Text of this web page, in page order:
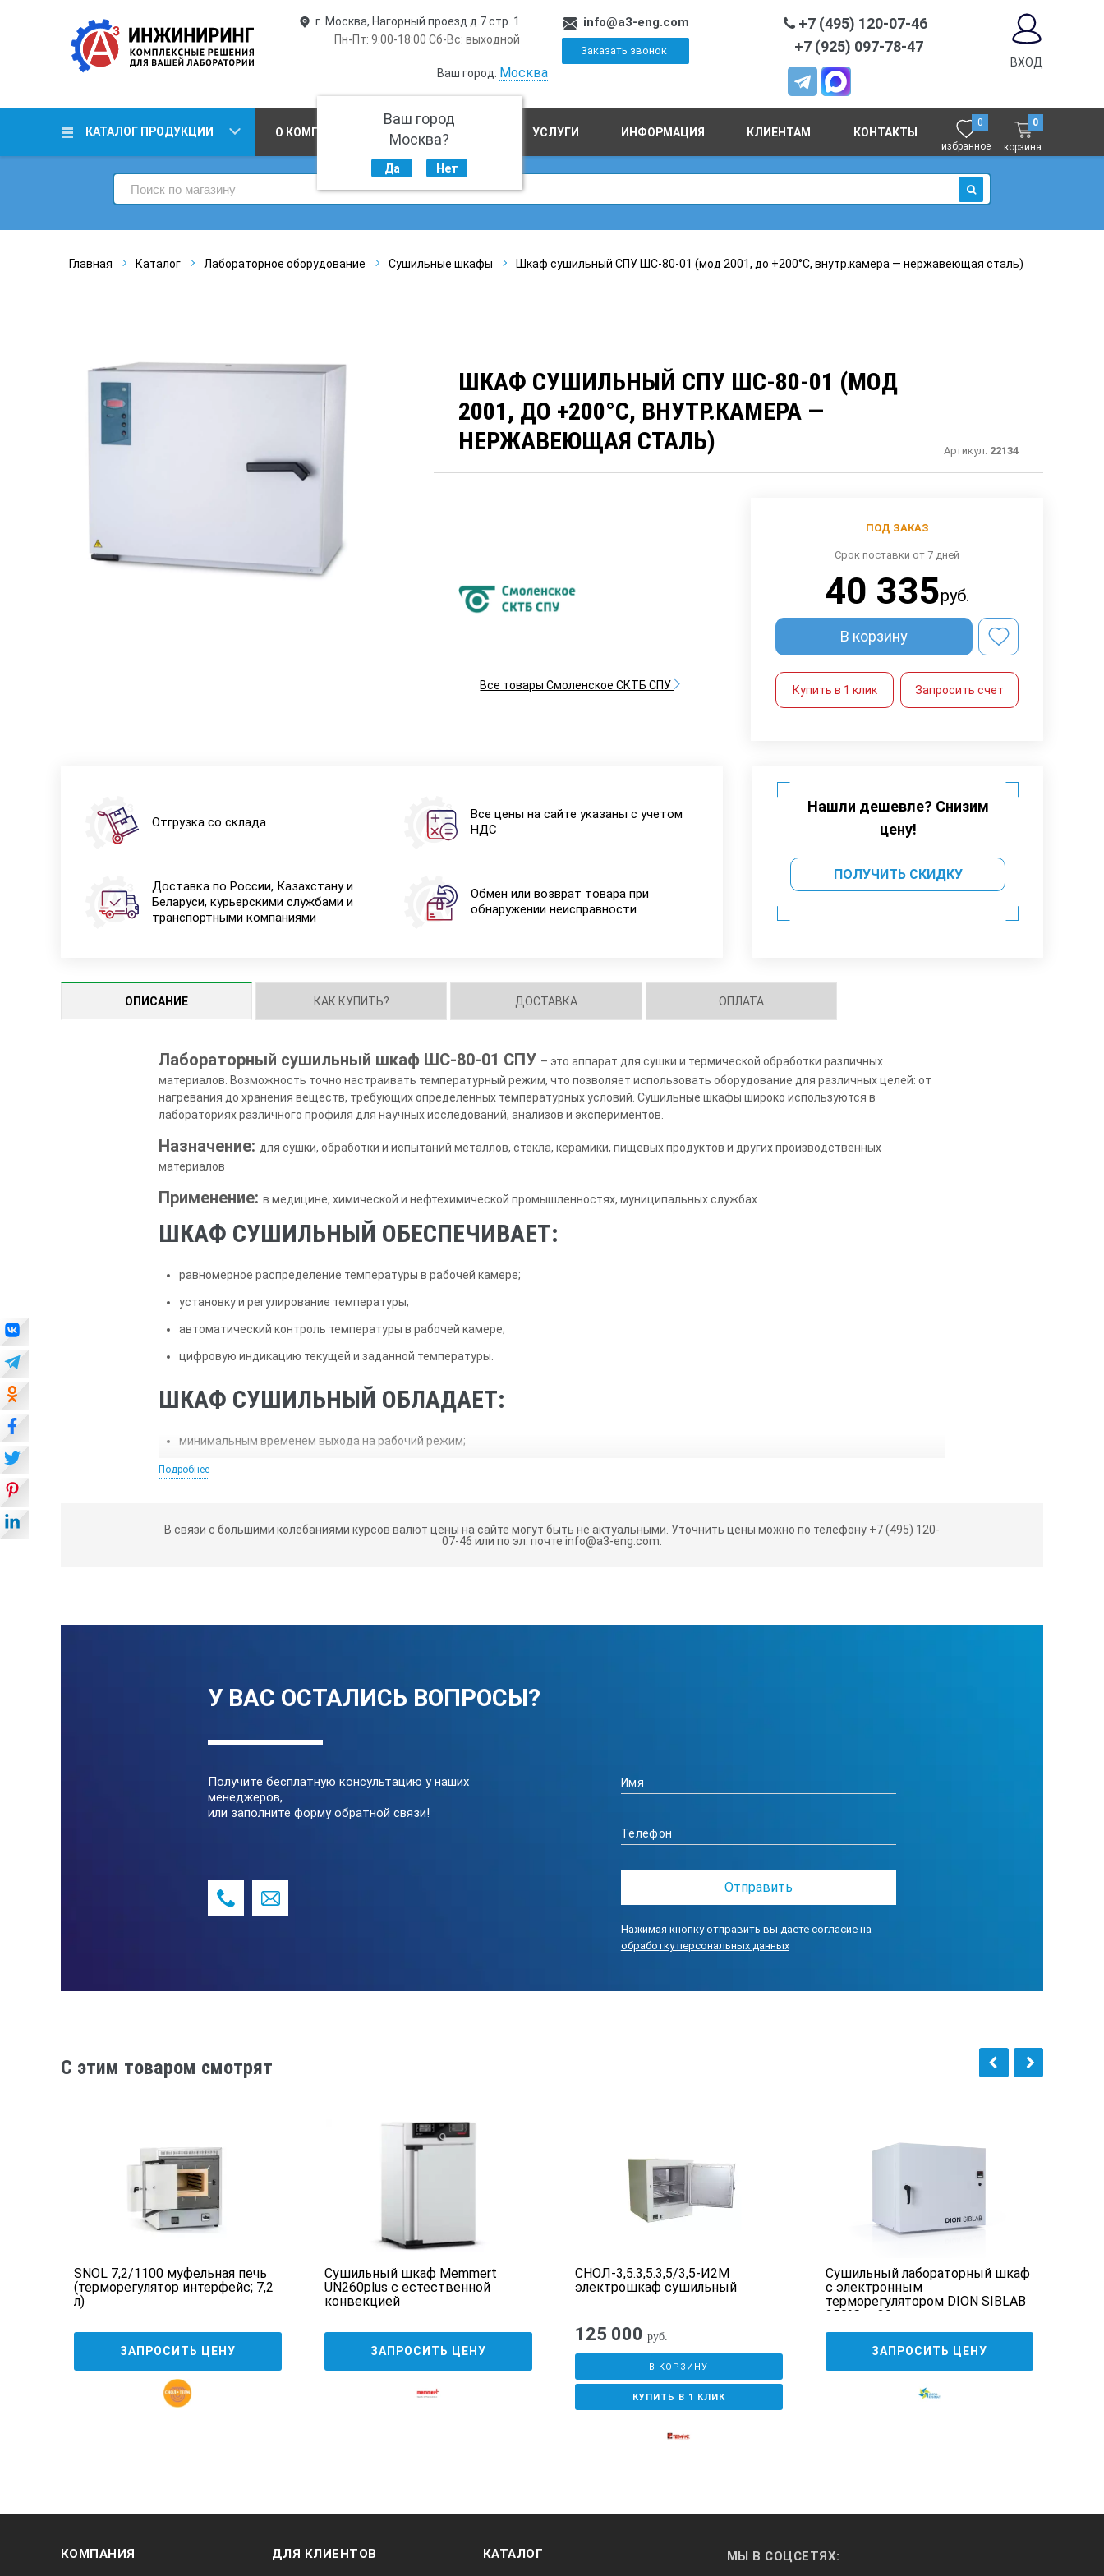
г. Москва, Нагорный проезд д.7 стр. 1
Пн-Пт: 9:00-18:00 Сб-Вс: выходной
Ваш город: Москва
Ваш город
Москва?
Да Нет
info@a3-eng.com
Заказать звонок
+7 (495) 120-07-46
+7 (925) 097-78-47
ВХОД
КАТАЛОГ ПРОДУКЦИИ О КОМПАНИИ ПРОИЗВОДСТВО УСЛУГИ ИНФОРМАЦИЯ КЛИЕНТАМ КОНТАКТЫ
0
избранное
0
корзина
ИСКАТЬ
Главная Каталог Лабораторное оборудование Сушильные шкафы Шкаф сушильный СПУ ШС-80-01 (мод 2001, до +200°C, внутр.камера — нержавеющая сталь)
ШКАФ СУШИЛЬНЫЙ СПУ ШС-80-01 (МОД
2001, ДО +200°C, ВНУТР.КАМЕРА —
НЕРЖАВЕЮЩАЯ СТАЛЬ)
Артикул: 22134
Все товары Смоленское СКТБ СПУ
ПОД ЗАКАЗ
Срок поставки от 7 дней
40 335руб.
В корзину
Купить в 1 клик Запросить счет
Отгрузка со склада
Все цены на сайте указаны с учетом
НДС
Доставка по России, Казахстану и
Беларуси, курьерскими службами и
транспортными компаниями
Обмен или возврат товара при
обнаружении неисправности
Нашли дешевле? Снизим
цену!
ПОЛУЧИТЬ СКИДКУ
ОПИСАНИЕ КАК КУПИТЬ? ДОСТАВКА ОПЛАТА
Лабораторный сушильный шкаф ШС-80-01 СПУ – это аппарат для сушки и термической обработки различных
материалов. Возможность точно настраивать температурный режим, что позволяет использовать оборудование для различных целей: от
нагревания до хранения веществ, требующих определенных температурных условий. Сушильные шкафы широко используются в
лабораториях различного профиля для научных исследований, анализов и экспериментов.
Назначение:для сушки, обработки и испытаний металлов, стекла, керамики, пищевых продуктов и других производственных
материалов
Применение:в медицине, химической и нефтехимической промышленностях, муниципальных службах
ШКАФ СУШИЛЬНЫЙ ОБЕСПЕЧИВАЕТ:
равномерное распределение температуры в рабочей камере;
установку и регулирование температуры;
автоматический контроль температуры в рабочей камере;
цифровую индикацию текущей и заданной температуры.
ШКАФ СУШИЛЬНЫЙ ОБЛАДАЕТ:
минимальным временем выхода на рабочий режим;
малым энергопотреблением;
звуковой и визуальной сигнализацией превышения температуры;
Характеристика
Предельное отклонение температуры в контрольной точке рабочей камеры от задан-ной температуры, °С, не более ±6
Точность поддержания температуры в рабочей камере в установившемся режиме, не хуже, °С
30
Время непрерывной работы, ч, не менее 16
Подробнее
В связи с большими колебаниями курсов валют цены на сайте могут быть не актуальными. Уточнить цены можно по телефону +7 (495) 120-
07-46 или по эл. почте info@a3-eng.com.
У ВАС ОСТАЛИСЬ ВОПРОСЫ?
Получите бесплатную консультацию у наших
менеджеров,
или заполните форму обратной связи!
Нажимая кнопку отправить вы даете согласие на
обработку персональных данных
C этим товаром смотрят
SNOL 7,2/1100 муфельная печь
(терморегулятор интерфейс; 7,2
л)
ЗАПРОСИТЬ ЦЕНУ
Сушильный шкаф Memmert
UN260plus с естественной
конвекцией
ЗАПРОСИТЬ ЦЕНУ
СНОЛ-3,5.3,5.3,5/3,5-И2М
электрошкаф сушильный
125 000 руб.
В КОРЗИНУ
КУПИТЬ В 1 КЛИК
Сушильный лабораторный шкаф
с электронным
терморегулятором DION SIBLAB
350°С — 30
ЗАПРОСИТЬ ЦЕНУ
КОМПАНИЯ ДЛЯ КЛИЕНТОВ КАТАЛОГ МЫ В СОЦСЕТЯХ: